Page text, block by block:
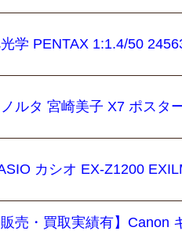
学 PENTAX 1:1.4/50
ノルタ 宮崎美子 X7 ポスタ
カシオ EX-Z1200
販売・買取実績有】Canon